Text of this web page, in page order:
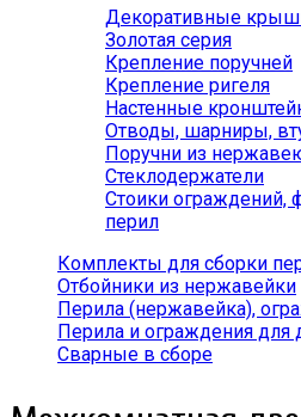
Декоративные
Золотая серия
Крепление поручней
Крепление ригеля
Настенные
Отводы, шарниры,
Поручни из
Стеклодержатели
Стоики ограждений,
перил
Комплекты для сборки
Отбойники из нержавейки
Перила (нержавейка),
Перила и ограждения для
Сварные в сборе